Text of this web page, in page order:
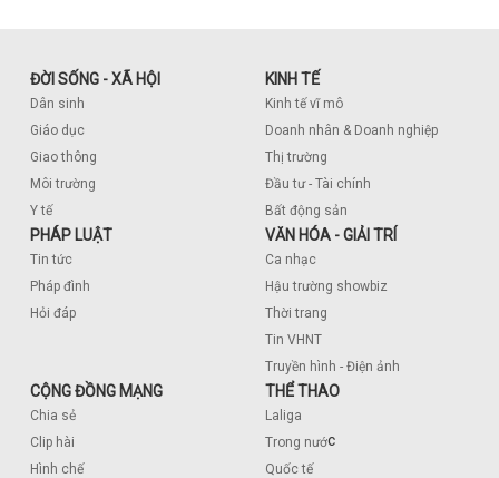
ĐỜI SỐNG - XÃ HỘI
Dân sinh
Giáo dục
Giao thông
Môi trường
Y tế
KINH TẾ
Kinh tế vĩ mô
Doanh nhân & Doanh nghiệp
Thị trường
Đầu tư - Tài chính
Bất động sản
PHÁP LUẬT
Tin tức
Pháp đình
Hỏi đáp
VĂN HÓA - GIẢI TRÍ
Ca nhạc
Hậu trường showbiz
Thời trang
Tin VHNT
Truyền hình - Điện ảnh
CỘNG ĐỒNG MẠNG
Chia sẻ
Clip hài
Hình chế
THỂ THAO
Laliga
Trong nước
Quốc tế